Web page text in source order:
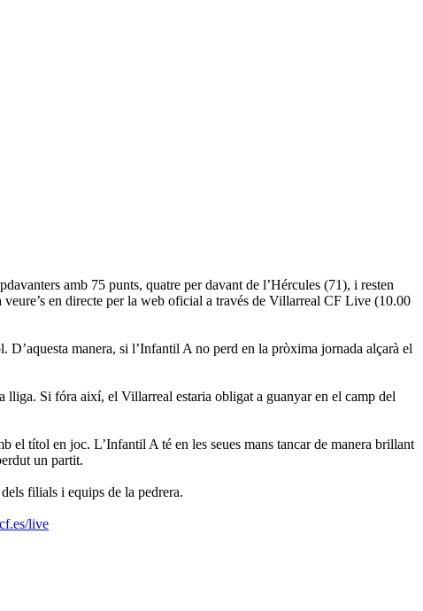
amb 75 punts, quatre per davant de l’Hércules (71), i resten
veure’s en directe per la web oficial a través de Villarreal CF Live (10.00
manera, si l’Infantil A no perd en la pròxima jornada alçarà el
lliga. Si fóra així, el Villarreal estaria obligat a guanyar en el camp del
el títol en joc. L’Infantil A té en les seues mans tancar de manera brillant
un partit.
filials i equips de la pedrera.
live